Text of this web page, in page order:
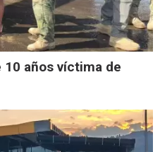
10 años víctima de